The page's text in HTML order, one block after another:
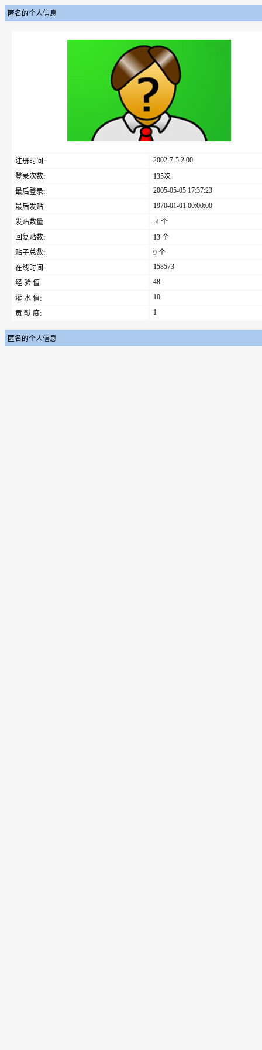
匿名的个人信息
注册时间:
2002-7-5 2:00
登录次数:
135次
最后登录:
2005-05-05 17:37:23
最后发贴:
1970-01-01 00:00:00
发贴数量:
-4 个
回复贴数:
13 个
贴子总数:
9 个
在线时间:
158573
经 验 值:
48
灌 水 值:
10
贡 献 度:
1
匿名的个人信息